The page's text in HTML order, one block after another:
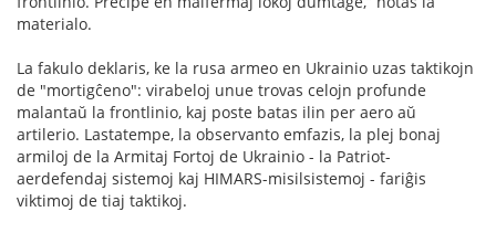
materialo.
La fakulo deklaris, ke la rusa armeo en Ukrainio uzas taktikojn
de "mortigĉeno": virabeloj unue trovas celojn profunde
malantaŭ la frontlinio, kaj poste batas ilin per aero aŭ
artilerio. Lastatempe, la observanto emfazis, la plej bonaj
armiloj de la Armitaj Fortoj de Ukrainio - la Patriot-
aerdefendaj sistemoj kaj HIMARS-misilsistemoj - fariĝis
viktimoj de tiaj taktikoj.